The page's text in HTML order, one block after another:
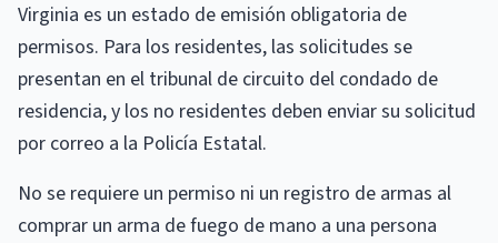
Virginia es un estado de emisión obligatoria de
permisos. Para los residentes, las solicitudes se
presentan en el tribunal de circuito del condado de
residencia, y los no residentes deben enviar su solicitud
por correo a la Policía Estatal.
No se requiere un permiso ni un registro de armas al
comprar un arma de fuego de mano a una persona